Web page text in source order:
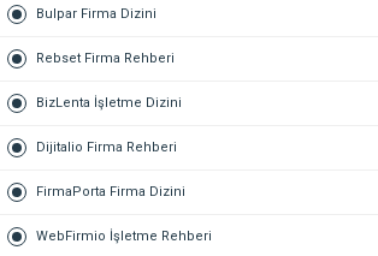
Bulpar Firma Dizini
Rebset Firma Rehberi
BizLenta İşletme Dizini
Dijitalio Firma Rehberi
FirmaPorta Firma Dizini
WebFirmio İşletme Rehberi